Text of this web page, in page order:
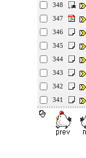
348
347
346
345
344
343
342
341